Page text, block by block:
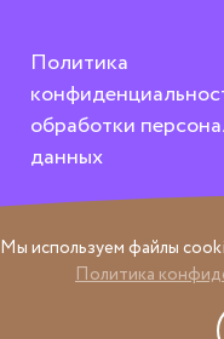
Мы используем файлы
Политика
Политика
обработки
данных